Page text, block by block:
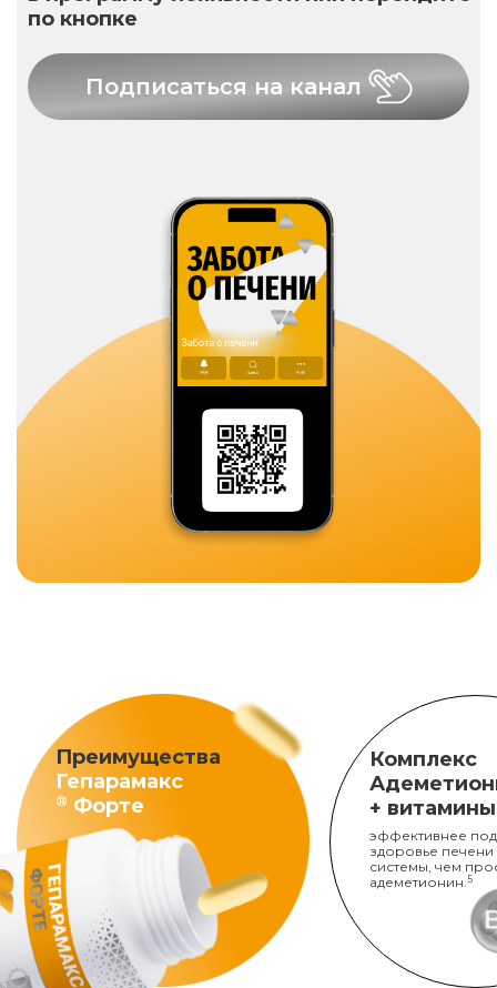
по кнопке
Подписаться на канал
Преимущества
Гепарамакс
® Форте
Комплекс
+
эффективнее
здоровье печени
системы, чем
адеметионин. 5